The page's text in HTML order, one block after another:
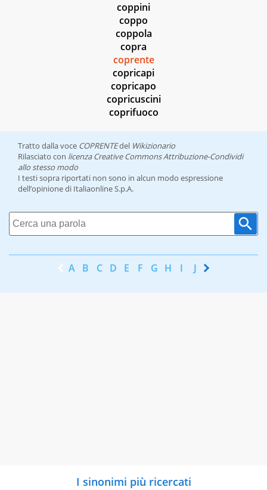
coppini
coppo
coppola
copra
coprente
copricapi
copricapo
copricuscini
coprifuoco
Tratto dalla voce COPRENTEdel Wikizionario
Rilasciato con licenza Creative Commons Attribuzione-Condividi
allo stesso modo
I testi sopra riportati non sono in alcun modo espressione
dell’opinione di Italiaonline S.p.A.
A B C D E F G H I J K
I sinonimi più ricercati